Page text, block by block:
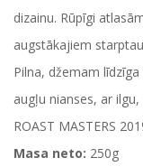
dizainu. Rūpīgi
augstākajiem
Pilna, džemam
augļu nianses, ar
ROAST MASTERS
Masa neto: 250g